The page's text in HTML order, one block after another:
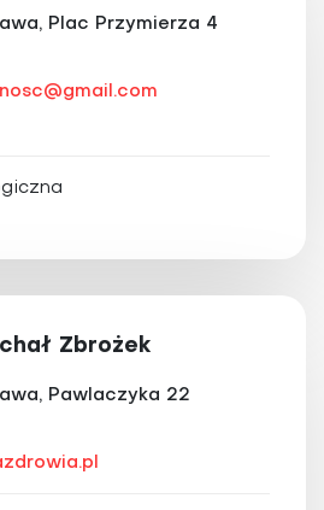
Plac Przymierza 4
Zbrożek
Pawlaczyka 22